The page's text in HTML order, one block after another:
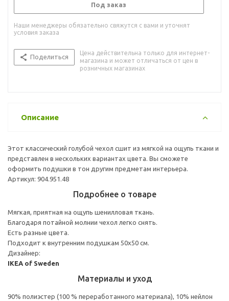
Под заказ
Наши менеджеры обязательно свяжутся с вами и уточнят
условия заказа
Поделиться
Цена действительна только для интернет-
магазина и может отличаться от цен в
розничных магазинах
Описание
Этот классический голубой чехол сшит из мягкой на ощупь ткани и
представлен в нескольких вариантах цвета. Вы сможете
оформить подушки в тон другим предметам интерьера.
Артикул: 904.951.48
Подробнее о товаре
Мягкая, приятная на ощупь шенилловая ткань.
Благодаря потайной молнии чехол легко снять.
Есть разные цвета.
Подходит к внутренним подушкам 50х50 см.
Дизайнер:
IKEA of Sweden
Материалы и уход
90% полиэстер (100 % переработанного материала), 10% нейлон